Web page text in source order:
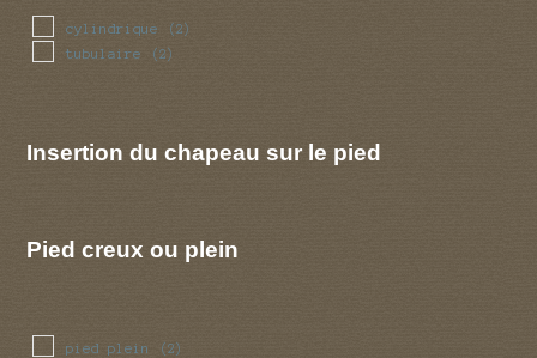
cylindrique (2)
tubulaire (2)
Insertion du chapeau sur le pied
Pied creux ou plein
pied plein (2)